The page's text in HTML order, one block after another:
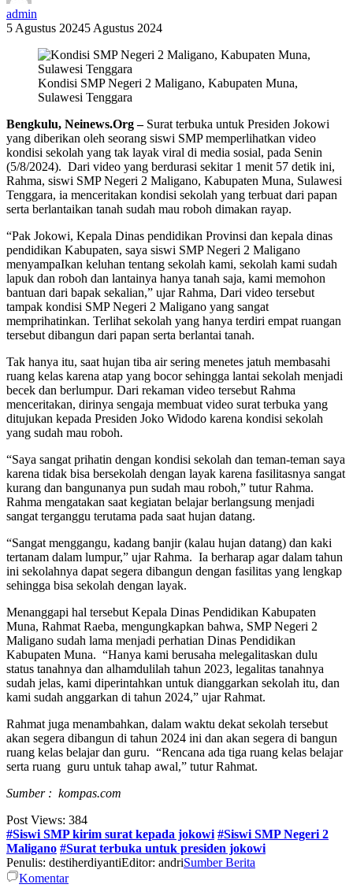
admin
5 Agustus 20245 Agustus 2024
Kondisi SMP Negeri 2 Maligano, Kabupaten Muna,
Sulawesi Tenggara
Bengkulu, Neinews.Org –Surat terbuka untuk Presiden Jokowi
yang diberikan oleh seorang siswi SMP memperlihatkan video
kondisi sekolah yang tak layak viral di media sosial, pada Senin
(5/8/2024). Dari video yang berdurasi sekitar 1 menit 57 detik ini,
Rahma, siswi SMP Negeri 2 Maligano, Kabupaten Muna, Sulawesi
Tenggara, ia menceritakan kondisi sekolah yang terbuat dari papan
serta berlantaikan tanah sudah mau roboh dimakan rayap.
“Pak Jokowi, Kepala Dinas pendidikan Provinsi dan kepala dinas
pendidikan Kabupaten, saya siswi SMP Negeri 2 Maligano
menyampaIkan keluhan tentang sekolah kami, sekolah kami sudah
lapuk dan roboh dan lantainya hanya tanah saja, kami memohon
bantuan dari bapak sekalian,” ujar Rahma, Dari video tersebut
tampak kondisi SMP Negeri 2 Maligano yang sangat
memprihatinkan. Terlihat sekolah yang hanya terdiri empat ruangan
tersebut dibangun dari papan serta berlantai tanah.
Tak hanya itu, saat hujan tiba air sering menetes jatuh membasahi
ruang kelas karena atap yang bocor sehingga lantai sekolah menjadi
becek dan berlumpur. Dari rekaman video tersebut Rahma
menceritakan, dirinya sengaja membuat video surat terbuka yang
ditujukan kepada Presiden Joko Widodo karena kondisi sekolah
yang sudah mau roboh.
“Saya sangat prihatin dengan kondisi sekolah dan teman-teman saya
karena tidak bisa bersekolah dengan layak karena fasilitasnya sangat
kurang dan bangunanya pun sudah mau roboh,” tutur Rahma.
Rahma mengatakan saat kegiatan belajar berlangsung menjadi
sangat terganggu terutama pada saat hujan datang.
“Sangat menggangu, kadang banjir (kalau hujan datang) dan kaki
tertanam dalam lumpur,” ujar Rahma. Ia berharap agar dalam tahun
ini sekolahnya dapat segera dibangun dengan fasilitas yang lengkap
sehingga bisa sekolah dengan layak.
Menanggapi hal tersebut Kepala Dinas Pendidikan Kabupaten
Muna, Rahmat Raeba, mengungkapkan bahwa, SMP Negeri 2
Maligano sudah lama menjadi perhatian Dinas Pendidikan
Kabupaten Muna. “Hanya kami berusaha melegalitaskan dulu
status tanahnya dan alhamdulilah tahun 2023, legalitas tanahnya
sudah jelas, kami diperintahkan untuk dianggarkan sekolah itu, dan
kami sudah anggarkan di tahun 2024,” ujar Rahmat.
Rahmat juga menambahkan, dalam waktu dekat sekolah tersebut
akan segera dibangun di tahun 2024 ini dan akan segera di bangun
ruang kelas belajar dan guru. “Rencana ada tiga ruang kelas belajar
serta ruang guru untuk tahap awal,” tutur Rahmat.
Sumber : kompas.com
Post Views: 384
#Siswi SMP kirim surat kepada jokowi #Siswi SMP Negeri 2
Maligano #Surat terbuka untuk presiden jokowi
Penulis: destiherdiyantiEditor: andriSumber Berita
Komentar